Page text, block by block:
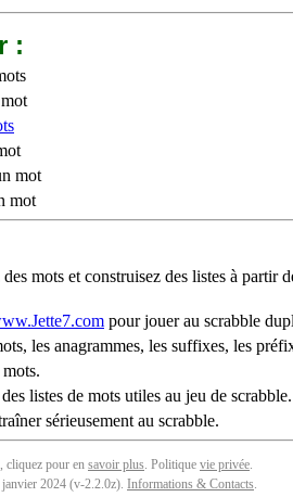
:
mot
mot
mots et construisez des listes à partir
pour jouer au scrabble
les anagrammes, les suffixes, les
listes de mots utiles au jeu de scrabble.
sérieusement au scrabble.
cliquez pour en savoir plus. Politique vie privée.
2024 (v-2.2.0z). Informations & Contacts.